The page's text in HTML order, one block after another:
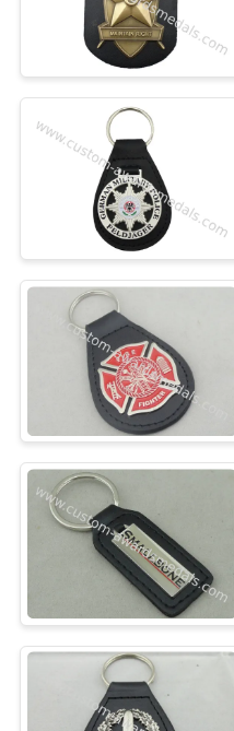
VERBINDUNG
NACHRICHTEN
FÄLLE
SITEMAP
PRIVACY
POLICY